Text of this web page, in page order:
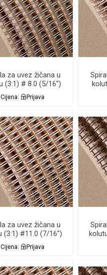
za uvez žičana u
(3:1) # 8.0 (5/16")
NC 64.000
Renz
Cijena: Prijava
za uvez žičana u
(3:1) #11.0 (7/16")
34.000 Renz
Cijena: Prijava